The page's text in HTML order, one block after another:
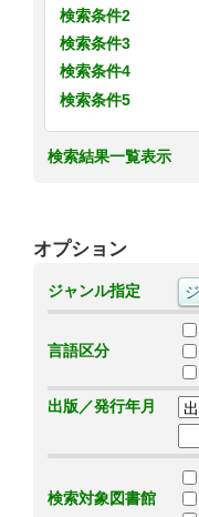
検索条件2
検索条件3
検索条件4
検索条件5
検索結果一覧表示
オプション
ジャンル指定
言語区分
出版／発行年月
検索対象図書館